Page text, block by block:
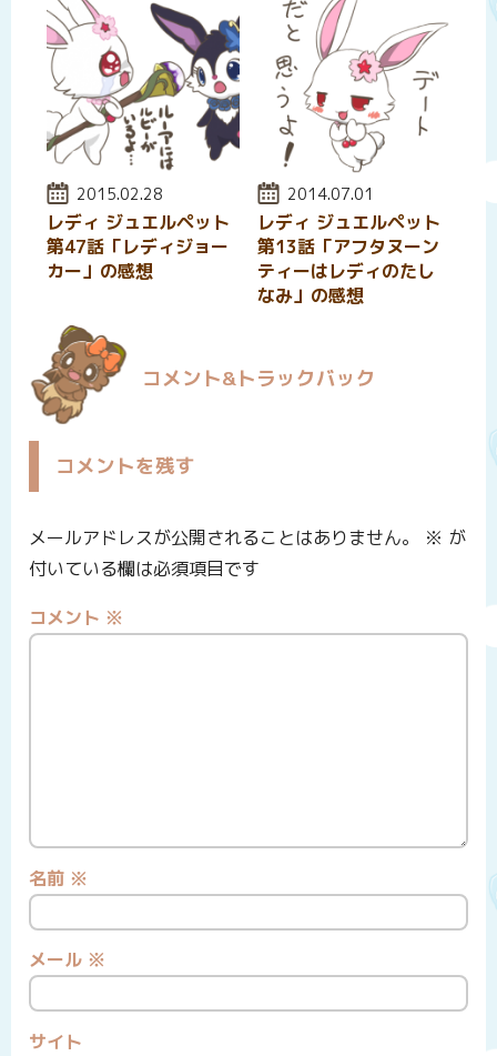
投稿日:
2015.02.28
レディ ジュエルペット
第47話「レディジョー
カー」の感想
投稿日:
2014.07.01
レディ ジュエルペット
第13話「アフタヌーン
ティーはレディのたし
なみ」の感想
コメント&トラックバック
コメントを残す
メールアドレスが公開されることはありません。 ※ が
付いている欄は必須項目です
コメント ※
名前 ※
メール ※
サイト